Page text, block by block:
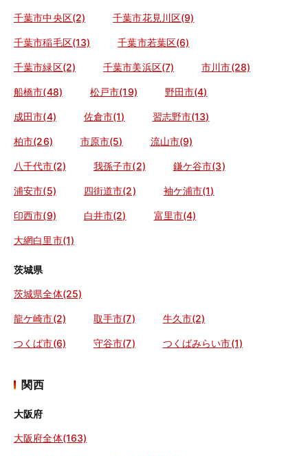
千葉市中央区(2) 千葉市花見川区(9)
千葉市稲毛区(13) 千葉市若葉区(6)
千葉市緑区(2) 千葉市美浜区(7) 市川市(28)
船橋市(48) 松戸市(19) 野田市(4)
成田市(4) 佐倉市(1) 習志野市(13)
柏市(26) 市原市(5) 流山市(9)
八千代市(2) 我孫子市(2) 鎌ケ谷市(3)
浦安市(5) 四街道市(2) 袖ケ浦市(1)
印西市(9) 白井市(2) 富里市(4)
大網白里市(1)
茨城県
茨城県全体(25)
龍ケ崎市(2) 取手市(7) 牛久市(2)
つくば市(6) 守谷市(7) つくばみらい市(1)
関西
大阪府
大阪府全体(163)